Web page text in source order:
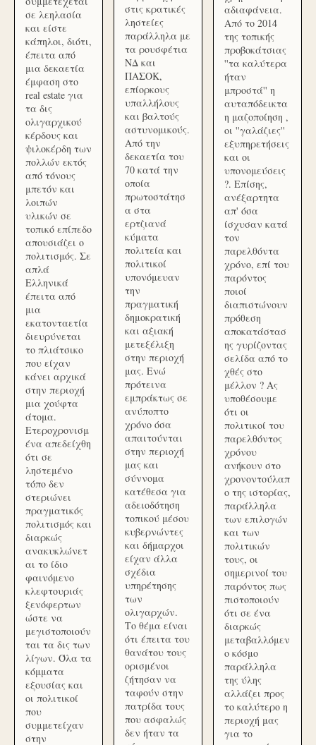
σε λεηλασία
και είστε
κάπηλοι, διότι,
έπειτα από
μια δεκαετία
έμφαση στο
real estate για
τα δις
ολιγαρχικού
κέρδους και
ψιλοκέρδη των
πολλών εκτός
από τόνους
μπετόν και
λοιπών
υλικών σε
τοπικό επίπεδο
απουσιάζει ο
πολιτισμός. Σε
απλά
Ελληνικά
έπειτα από
μια
εκατονταετία
διευρύνεται
το πλιάτσικο
που είχαν
κάνει αρχικά
στην περιοχή
μια χούφτα
άτομα.
Ετεροχρονισμ
ένα απεδείχθη
ότι σε
ληστεμένο
τόπο δεν
στεριώνει
πραγματικός
πολιτισμός και
διαρκώς
ανακυκλώνετ
αι το ίδιο
φαινόμενο
κλεφτουριάς
ξενόφερτων
ώστε να
μεγιστοποιούν
ται τα δις των
λίγων. Όλα τα
κόμματα
εξουσίας και
οι πολιτικοί
που
συμμετείχαν
στην
στις κρατικές
ληστείες
παράλληλα με
τα ρουσφέτια
ΝΔ και
ΠΑΣΟΚ,
επίορκους
υπαλλήλους
και βαλτούς
αστυνομικούς.
Από την
δεκαετία του
70 κατά την
οποία
πρωτοστάτησ
α στα
ερτζιανά
κύματα
πολιτεία και
πολιτικοί
υπονόμευαν
την
πραγματική
δημοκρατική
και αξιακή
μετεξέλιξη
στην περιοχή
μας. Ενώ
πρότεινα
εμπράκτως σε
ανύποπτο
χρόνο όσα
απαιτούνται
στην περιοχή
μας και
σύννομα
κατέθεσα για
αδειοδότηση
τοπικού μέσου
κυβερνώντες
και δήμαρχοι
είχαν άλλα
σχέδια
υπηρέτησης
των
ολιγαρχών.
Το θέμα είναι
ότι έπειτα του
θανάτου τους
ορισμένοι
ζήτησαν να
ταφούν στην
πατρίδα τους
που ασφαλώς
δεν ήταν τα
αδιαφάνεια.
Από το 2014
της τοπικής
προβοκάτσιας
''τα καλύτερα
ήταν
μπροστά'' η
αυταπόδεικτα
η μαζοποίηση ,
οι ''γαλάζιες''
εξυπηρετήσεις
και οι
υπονομεύσεις
?. Επίσης,
ανέξαρτητα
απ' όσα
ίσχυσαν κατά
τον
παρελθόντα
χρόνο, επί του
παρόντος
ποιοί
διαπιστώνουν
πρόθεση
αποκατάστασ
ης γυρίζοντας
σελίδα από το
χθές στο
μέλλον ? Ας
υποθέσουμε
ότι οι
πολιτικοί του
παρελθόντος
χρόνου
ανήκουν στο
χρονοντούλαπ
ο της ιστορίας,
παράλληλα
των επιλογών
και των
πολιτικών
τους, οι
σημερινοί του
παρόντος πως
πιστοποιούν
ότι σε ένα
διαρκώς
μεταβαλλόμεν
ο κόσμο
παράλληλα
της ύλης
αλλάζει προς
το καλύτερο η
περιοχή μας
για το